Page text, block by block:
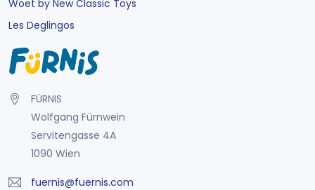
Woet by New Classic Toys
Les Deglingos
FÜRNIS
Wolfgang Fürnwein
Servitengasse 4A
1090 Wien
fuernis@fuernis.com